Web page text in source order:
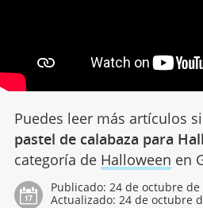
Puedes leer más artículos
pastel de calabaza para
categoría de Halloween en
Publicado: 24 de octubre de
Actualizado: 24 de octubre